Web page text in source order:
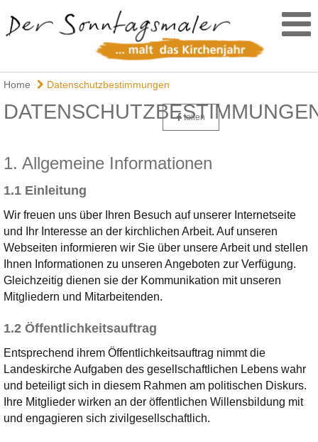
Home Datenschutzbestimmungen
teilen
1. Allgemeine Informationen
1.1 Einleitung
Wir freuen uns über Ihren Besuch auf unserer Internetseite
und Ihr Interesse an der kirchlichen Arbeit. Auf unseren
Webseiten informieren wir Sie über unsere Arbeit und stellen
Ihnen Informationen zu unseren Angeboten zur Verfügung.
Gleichzeitig dienen sie der Kommunikation mit unseren
Mitgliedern und Mitarbeitenden.
1.2 Öffentlichkeitsauftrag
Entsprechend ihrem Öffentlichkeitsauftrag nimmt die
Landeskirche Aufgaben des gesellschaftlichen Lebens wahr
und beteiligt sich in diesem Rahmen am politischen Diskurs.
Ihre Mitglieder wirken an der öffentlichen Willensbildung mit
und engagieren sich zivilgesellschaftlich.